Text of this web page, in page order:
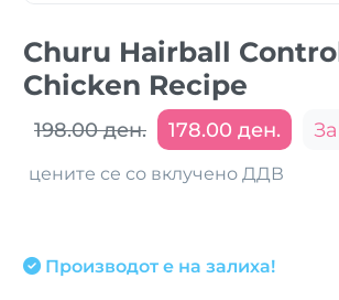
Churu Hairball
Chicken Recipe
198.00 ден. 178.00 ден.
цените се со вклучено ДДВ
Производот е на залиха!